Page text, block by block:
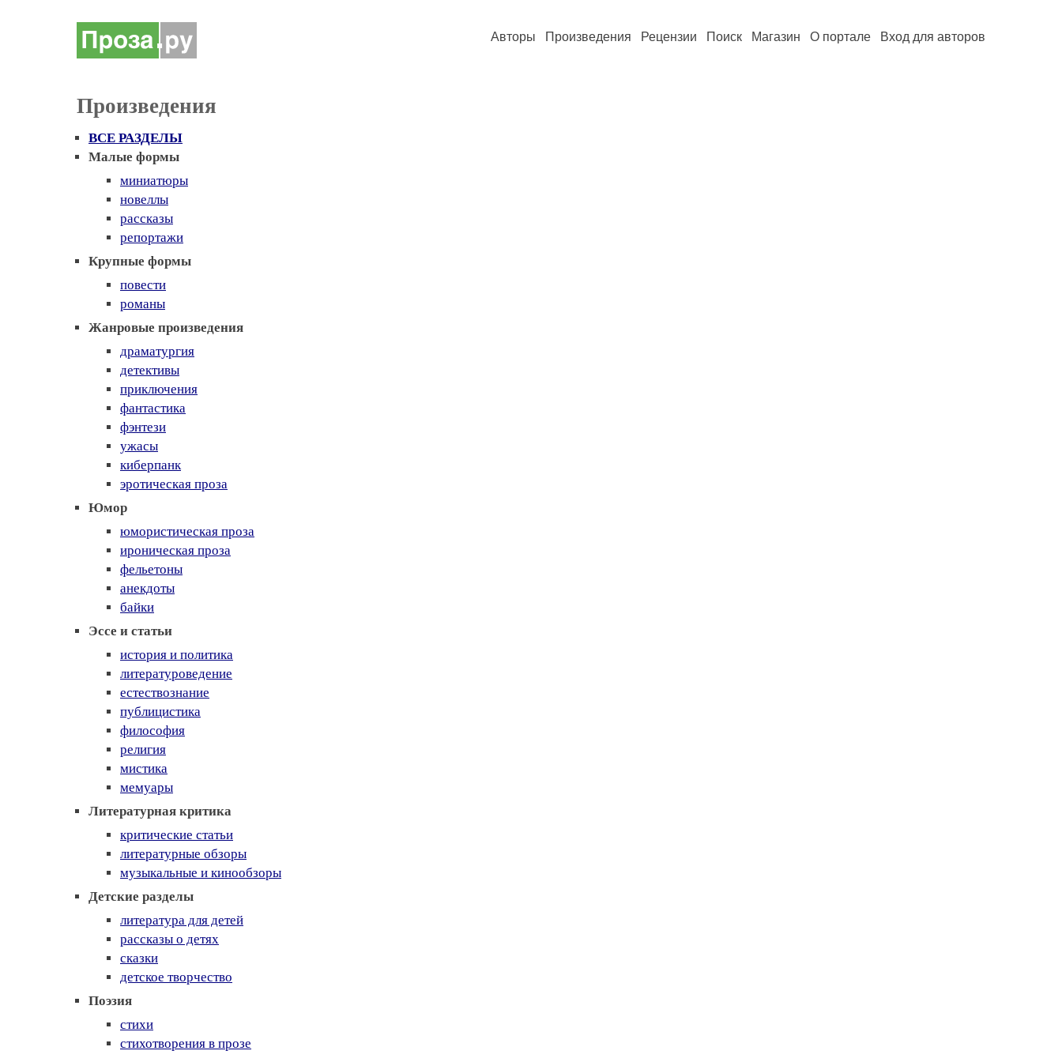
Авторы Произведения Рецензии Поиск Магазин О портале Вход для авторов
Произведения
ВСЕ РАЗДЕЛЫ
Малые формы
миниатюры
новеллы
рассказы
репортажи
Крупные формы
повести
романы
Жанровые произведения
драматургия
детективы
приключения
фантастика
фэнтези
ужасы
киберпанк
эротическая проза
Юмор
юмористическая проза
ироническая проза
фельетоны
анекдоты
байки
Эссе и статьи
история и политика
литературоведение
естествознание
публицистика
философия
религия
мистика
мемуары
Литературная критика
критические статьи
литературные обзоры
музыкальные и кинообзоры
Детские разделы
литература для детей
рассказы о детях
сказки
детское творчество
Поэзия
стихи
стихотворения в прозе